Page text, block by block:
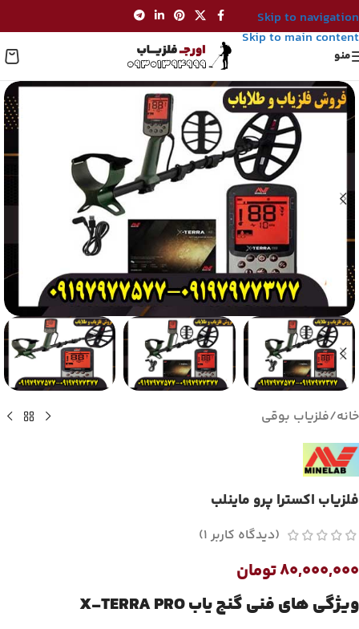
Skip to navigation
Skip to main content
منو
خانه/فلزیاب بوقی
فلزیاب اکسترا پرو ماینلب
(دیدگاه کاربر 1
)
۸۰,۰۰۰,۰۰۰تومان
ویژگی های فنی گنج یاب X-TERRA PRO